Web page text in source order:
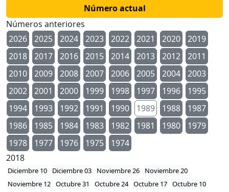
Número actual
Números anteriores
2026
2025 2024 2023 2022 2021 2020
2019
2018
2017 2016 2015 2014 2013 2012
2011
2010
2009 2008 2007 2006 2005 2004
2003
2002
2001 2000 1999 1998 1997 1996
1995
1994
1993 1992 1991 1990 1989 1988
1987
1986
1985 1984 1983 1982 1981 1980
1979
1978
1977 1976 1975
1974
2018
Diciembre 10 Diciembre 03 Noviembre 26
Noviembre 20
Noviembre 12 Octubre 31 Octubre 24 Octubre 17 Octubre 10